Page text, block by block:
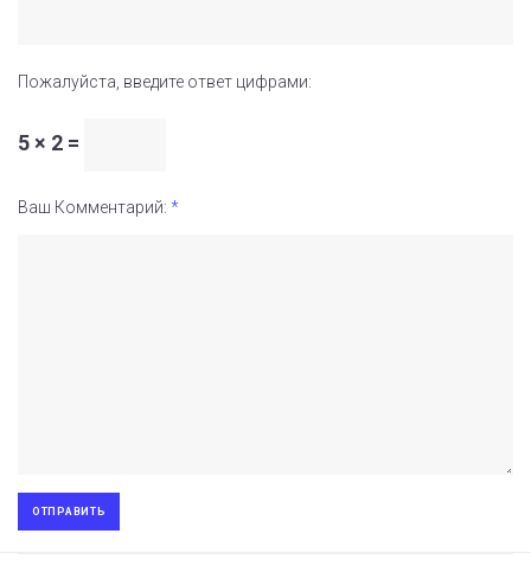
Пожалуйста, введите ответ цифрами:
5 × 2 =
Ваш Комментарий: *